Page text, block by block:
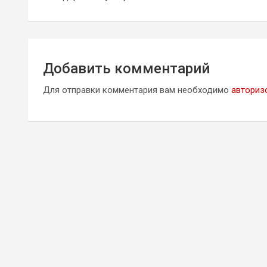
записям
Добавить комментарий
Для отправки комментария вам необходимо